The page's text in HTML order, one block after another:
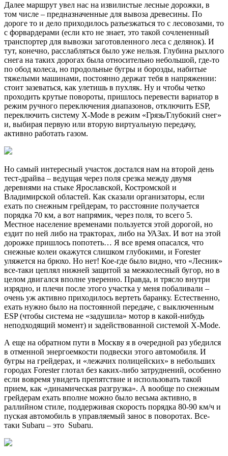
Далее маршрут увел нас на извилистые лесные дорожки, в
том числе – предназначенные для вывоза древесины. По
дороге то и дело приходилось разъезжаться то с лесовозами, то
с форвардерами (если кто не знает, это такой сочлененный
транспортер для вывозки заготовленного леса с делянок). И
тут, конечно, расслабляться было уже нельзя. Глубина рыхлого
снега на таких дорогах была относительно небольшой, где-то
по обод колеса, но продольные бугры и борозды, набитые
тяжелыми машинами, постоянно держат тебя в напряжении:
стоит зазеваться, как улетишь в пухляк. Ну и чтобы четко
проходить крутые повороты, пришлось перевести вариатор в
режим ручного переключения диапазонов, отключить ESP,
переключить систему X-Mode в режим «Грязь/Глубокий снег»
и, выбирая первую или вторую виртуальную передачу,
активно работать газом.
Но самый интересный участок достался нам на второй день
тест-драйва – ведущая через поля срезка между двумя
деревнями на стыке Ярославской, Костромской и
Владимирской областей. Как сказали организаторы, если
ехать по снежным грейдерам, то расстояние получается
порядка 70 км, а вот напрямик, через поля, то всего 5.
Местное население временами пользуется этой дорогой, но
ездит по ней либо на тракторах, либо на УАЗах. И вот на этой
дорожке пришлось попотеть… Я все время опасался, что
снежные колеи окажутся слишком глубокими, и Forester
уляжется на брюхо. Но нет! Кое-где было видно, что «Лесник»
все-таки цеплял нижней защитой за межколесный бугор, но в
целом двигался вполне уверенно. Правда, и трясло внутри
изрядно, и плечи после этого участка у меня побаливали –
очень уж активно приходилось вертеть баранку. Естественно,
ехать нужно было на постоянной передаче, с выключенным
ESP (чтобы система не «задушила» мотор в какой-нибудь
неподходящий момент) и задействованной системой X-Mode.
А еще на обратном пути в Москву я в очередной раз убедился
в отменной энергоемкости подвески этого автомобиля. И
бугры на грейдерах, и «лежачих полицейских» в небольших
городах Forester глотал без каких-либо затруднений, особенно
если вовремя увидеть препятствие и использовать такой
прием, как «динамическая разгрузка». А вообще по снежным
грейдерам ехать вполне можно было весьма активно, в
раллийном стиле, поддерживая скорость порядка 80-90 км/ч и
пуская автомобиль в управляемый занос в поворотах. Все-
таки Subaru – это Subaru.